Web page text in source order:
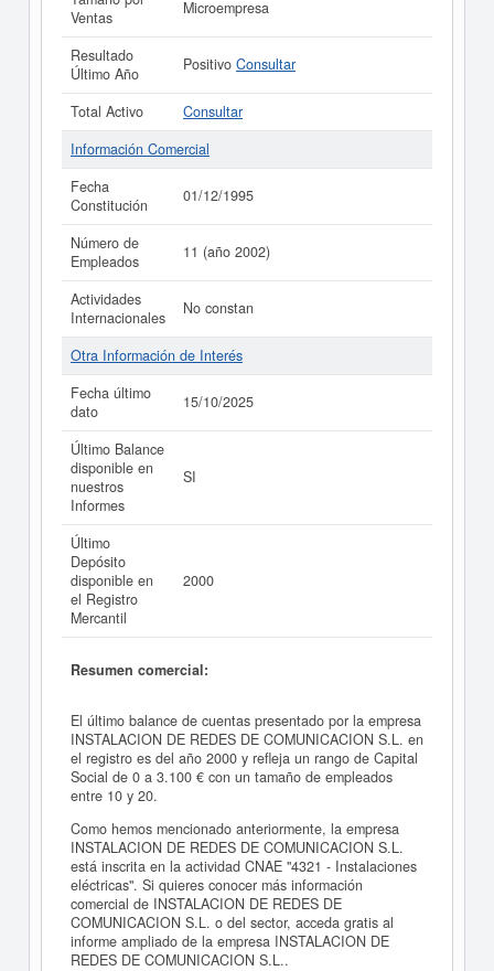
Ventas
Microempresa
Resultado
Último Año
Positivo Consultar
Total Activo
Consultar
Información Comercial
Fecha
Constitución
01/12/1995
Número de
Empleados
11 (año 2002)
Actividades
Internacionales
No constan
Otra Información de Interés
Fecha último
dato
15/10/2025
Último Balance
disponible en
nuestros
Informes
SI
Último
Depósito
disponible en
el Registro
Mercantil
2000
Resumen comercial:
El último balance de cuentas presentado por la empresa
INSTALACION DE REDES DE COMUNICACION S.L. en
el registro es del año 2000 y refleja un rango de Capital
Social de 0 a 3.100 € con un tamaño de empleados
entre 10 y 20.
Como hemos mencionado anteriormente, la empresa
INSTALACION DE REDES DE COMUNICACION S.L.
está inscrita en la actividad CNAE "4321 - Instalaciones
eléctricas". Si quieres conocer más información
comercial de INSTALACION DE REDES DE
COMUNICACION S.L. o del sector, acceda gratis al
informe ampliado de la empresa INSTALACION DE
REDES DE COMUNICACION S.L..